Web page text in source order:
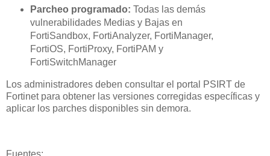
Parcheo programado: Todas las demás
vulnerabilidades Medias y Bajas en
FortiSandbox, FortiAnalyzer, FortiManager,
FortiOS, FortiProxy, FortiPAM y
FortiSwitchManager
Los administradores deben consultar el portal PSIRT de
Fortinet para obtener las versiones corregidas específicas y
aplicar los parches disponibles sin demora.